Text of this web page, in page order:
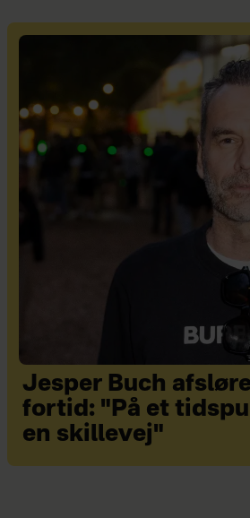
Jesper Buch
fortid: "På et
en skillevej"